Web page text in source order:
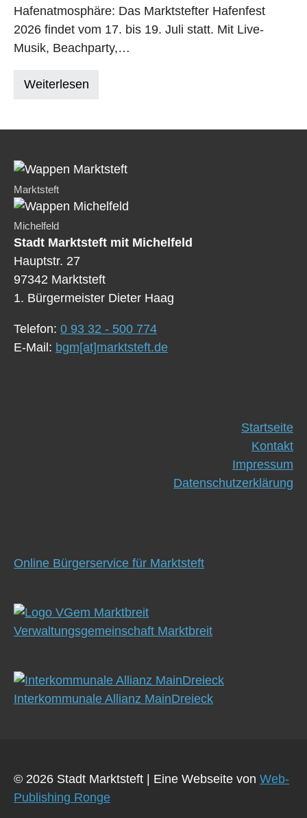
Hafenatmosphäre: Das Marktstefter Hafenfest
2026 findet vom 17. bis 19. Juli statt. Mit Live-
Musik, Beachparty,…
Weiterlesen
Marktsteft
Michelfeld
Stadt Marktsteft mit Michelfeld
Hauptstr. 27
97342 Marktsteft
1. Bürgermeister Dieter Haag
Telefon: 0 93 32 - 500 774
E-Mail: bgm[at]marktsteft.de
Online Bürgerservice für Marktsteft
Verwaltungsgemeinschaft Marktbreit
Interkommunale Allianz MainDreieck
Startseite
Kontakt
Impressum
Datenschutzerklärung
© 2026 Stadt Marktsteft Eine Webseite von Web-
Publishing Ronge